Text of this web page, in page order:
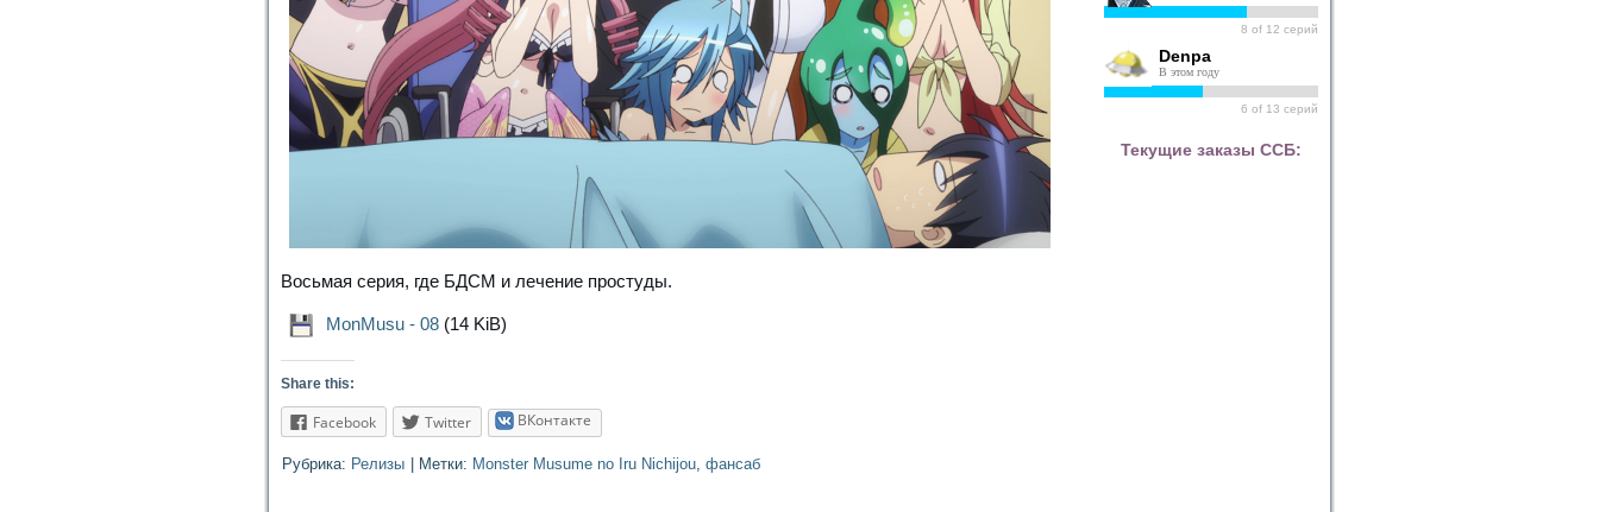
Восьмая серия, где БДСМ и лечение простуды.
MonMusu - 08 (14 KiB)
Share this:
Facebook Twitter ВКонтакте
Рубрика: Релизы Метки: Monster Musume no Iru Nichijou, фансаб
8 of 12 серий
Denpa
В этом году
6 of 13 серий
Текущие заказы ССБ: